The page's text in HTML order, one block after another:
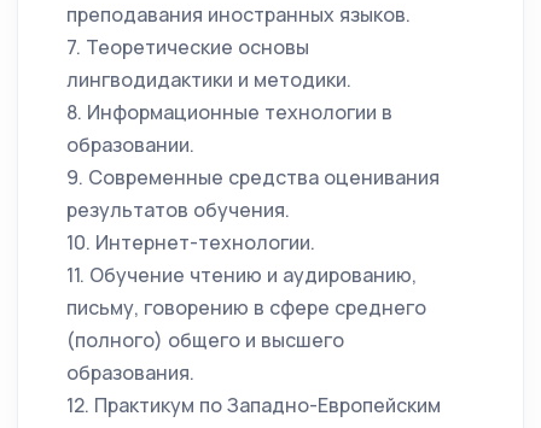
преподавания иностранных языков.
7. Теоретические основы
лингводидактики и методики.
8. Информационные технологии в
образовании.
9. Современные средства оценивания
результатов обучения.
10. Интернет-технологии.
11. Обучение чтению и аудированию,
письму, говорению в сфере среднего
(полного) общего и высшего
образования.
12. Практикум по Западно-Европейским